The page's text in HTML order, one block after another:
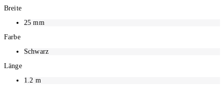
Breite
25mm
Farbe
Schwarz
Länge
1.2 m